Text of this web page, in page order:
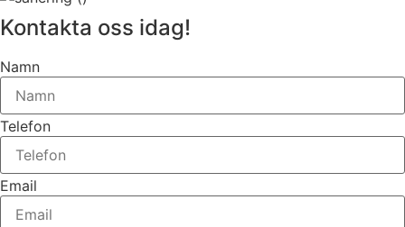
Kontakta oss idag!
Namn
Telefon
Email